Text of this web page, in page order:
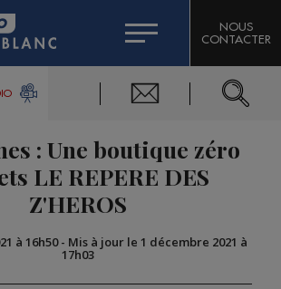
CHRONIQUES DE L'EXPERT
CITIZEN MACHINERY
MASSIF DOMAINES SKIABLES
BIGARD
DU MONT-BLANC
NOUS
CONTACTER
: Une boutique zéro
LE REPERE DES
Z'HEROS
à 16h50- Mis à jour le 1 décembre 2021 à
17h03